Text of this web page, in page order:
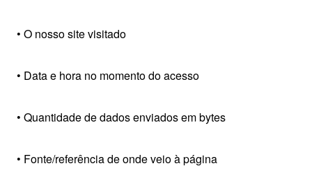
• O nosso site visitado
• Data e hora no momento do acesso
• Quantidade de dados enviados em bytes
• Fonte/referência de onde veio à página